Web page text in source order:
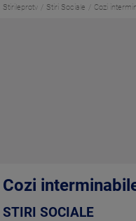
Stirileprotv Stiri Sociale Cozi
Cozi
STIRI SOCIALE